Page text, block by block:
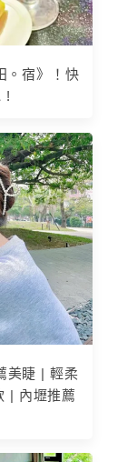
。宿》！快
!
美睫 | 輕柔
| 內壢推薦